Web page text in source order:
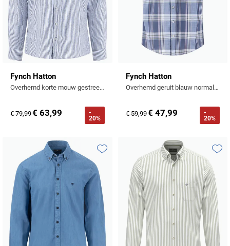
Fynch Hatton
Overhemd korte mouw gestreept blauw
€ 79,99€ 63,99
-
20%
Fynch Hatton
Overhemd geruit blauw normale fit
€ 59,99€ 47,99
-
20%
Toevoegen aan favorieten